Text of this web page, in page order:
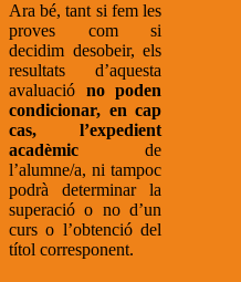
Ara bé, tant si fem les
proves com si
decidim desobeir, els
resultats d’aquesta
avaluació no poden
condicionar, en cap
cas, l’expedient
acadèmic de
l’alumne/a, ni tampoc
podrà determinar la
superació o no d’un
curs o l’obtenció del
títol corresponent.